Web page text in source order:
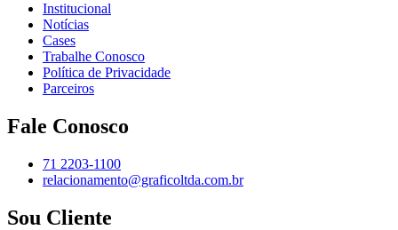
Institucional
Notícias
Cases
Trabalhe Conosco
Política de Privacidade
Parceiros
Fale Conosco
71 2203-1100
relacionamento@graficoltda.com.br
Sou Cliente